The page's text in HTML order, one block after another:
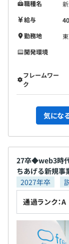
職種名
給与
勤務地
開発環境
フレームワー
ク
気にな
27卒◆web3時
ちあげる新規事
2027年卒
通過ランク：A